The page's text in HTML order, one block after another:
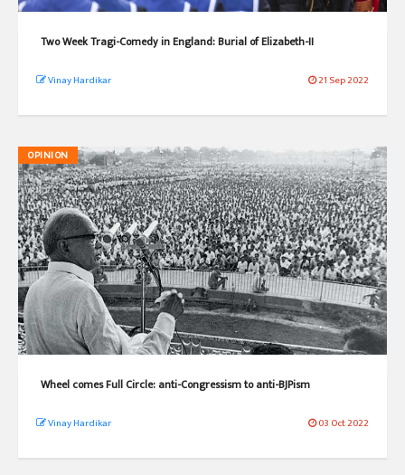
Two Week Tragi-Comedy in England: Burial of Elizabeth-II
Vinay Hardikar 21 Sep 2022
OPINION
Wheel comes Full Circle: anti-Congressism to anti-BJPism
Vinay Hardikar 03 Oct 2022